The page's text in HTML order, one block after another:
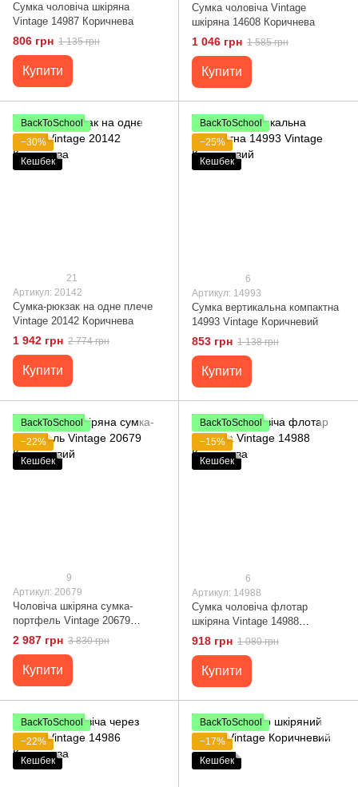
Сумка чоловіча шкіряна
Vintage 14987 Коричнева
806 грн 1 135 грн
Купити
Сумка чоловіча Vintage
шкіряна 14608 Коричнева
1 046 грн 1 585 грн
Купити
BackToSchool
−30%
Кешбек
21
Артикул: 20142
Сумка-рюкзак на одне плече
Vintage 20142 Коричнева
1 942 грн 2 774 грн
Купити
BackToSchool
−25%
Кешбек
6
Артикул: 14993
Сумка вертикальна компактна
14993 Vintage Коричневий
853 грн 1 138 грн
Купити
BackToSchool
−22%
Кешбек
9
Артикул: 20679
Чоловіча шкіряна сумка-
портфель Vintage 20679
Коричневий
2 987 грн 3 830 грн
Купити
BackToSchool
−15%
Кешбек
6
Артикул: 14988
Сумка чоловіча флотар
шкіряна Vintage 14988
Коричнева
918 грн 1 080 грн
Купити
BackToSchool
−22%
Кешбек
BackToSchool
−17%
Кешбек